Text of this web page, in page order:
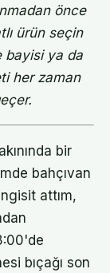
önce
ürün seçin
bayisi ya da
her zaman
bir
bahçıvan
attım,
bıçağı son